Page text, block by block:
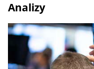
Analizy